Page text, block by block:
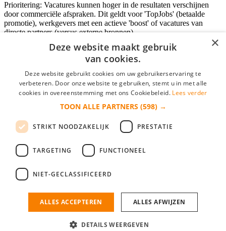
Prioritering: Vacatures kunnen hoger in de resultaten verschijnen
door commerciële afspraken. Dit geldt voor 'TopJobs' (betaalde
promotie), werkgevers met een actieve 'boost' of vacatures van
directe partners (versus externe bronnen).
Inloggen als bedrijf
*
login gegevens onthouden
login
Bedrijf aanmelden
nieuwe collega/werknemer zo gevonden!
×
Deze website maakt gebruik
van cookies.
Deze website gebruikt cookies om uw gebruikerservaring te
verbeteren. Door onze website te gebruiken, stemt u in met alle
cookies in overeenstemming met ons Cookiebeleid. Lees verder
TOON ALLE PARTNERS (598) →
STRIKT NOODZAKELIJK PRESTATIE
TARGETING FUNCTIONEEL
NIET-GECLASSIFICEERD
ALLES ACCEPTEREN ALLES AFWIJZEN
DETAILS WEERGEVEN